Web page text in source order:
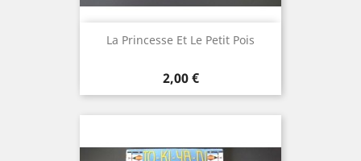
La Princesse Et Le Petit Pois
Prix
2,00 €